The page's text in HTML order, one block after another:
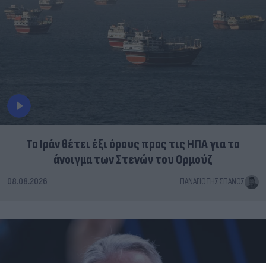
Το Ιράν θέτει έξι όρους προς τις ΗΠΑ για το
άνοιγμα των Στενών του Ορμούζ
08.08.2026 ΠΑΝΑΓΙΏΤΗΣ ΣΠΑΝΌΣ